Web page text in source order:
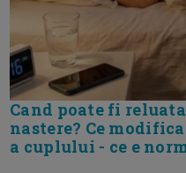
Cand poate fi
nastere? Ce
a cuplului - ce e